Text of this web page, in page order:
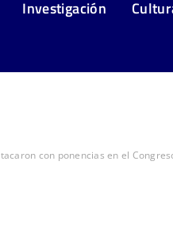
Investigación
con ponencias en el